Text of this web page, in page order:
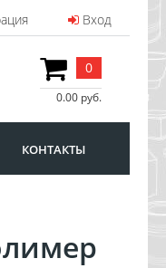
Вход
0
0.00 руб.
КОНТАКТЫ